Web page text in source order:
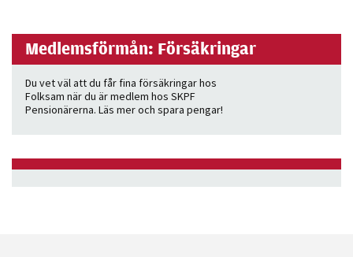
Medlemsförmån: Försäkringar
Du vet väl att du får fina försäkringar hos
Folksam när du är medlem hos SKPF
Pensionärerna. Läs mer och spara pengar!